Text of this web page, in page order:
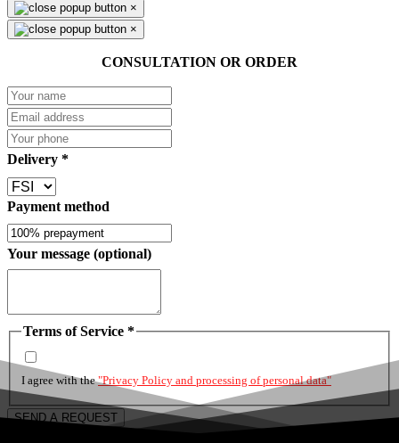
×
×
CONSULTATION OR ORDER
Delivery *
Payment method
Your message (optional)
Terms of Service *
I agree with the"Privacy Policy and processing of personal data"
SEND A REQUEST